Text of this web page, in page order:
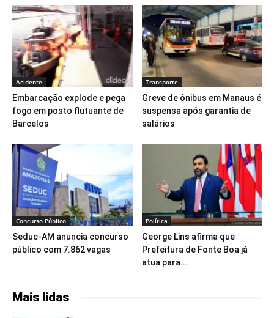
Acidente
Embarcação explode e pega
fogo em posto flutuante de
Barcelos
Transporte
Greve de ônibus em Manaus é
suspensa após garantia de
salários
Concurso Público
Seduc-AM anuncia concurso
público com 7.862 vagas
Política
George Lins afirma que
Prefeitura de Fonte Boa já
atua para...
Mais lidas